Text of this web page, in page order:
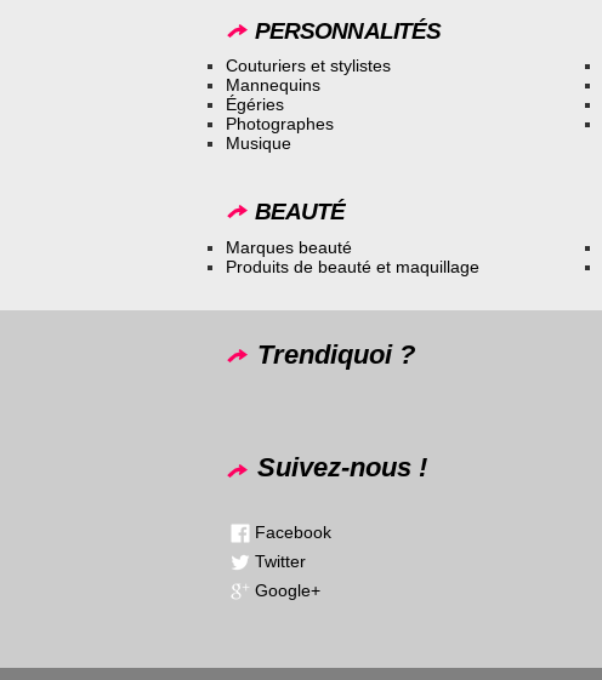
PERSONNALITÉS
Couturiers et stylistes
Mannequins
Égéries
Photographes
Musique
BEAUTÉ
Marques beauté
Produits de beauté et maquillage
Trendiquoi ?
Suivez-nous !
Facebook
Twitter
Google+